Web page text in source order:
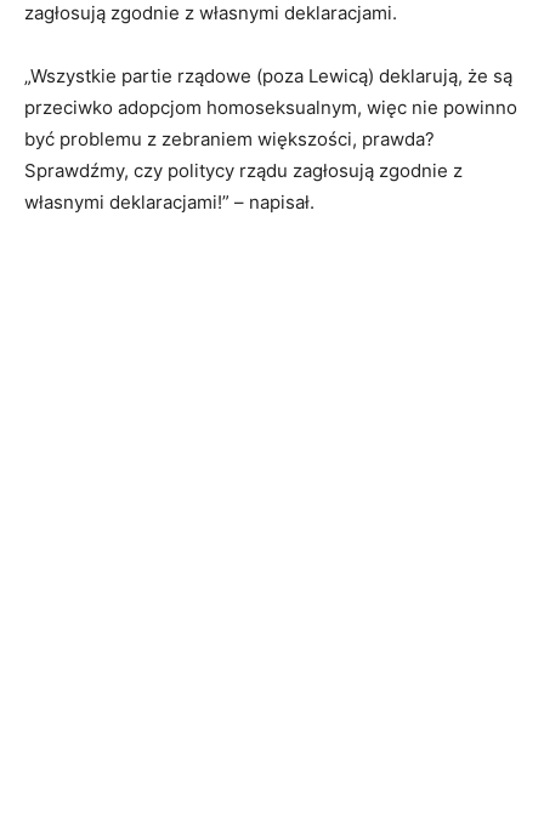
zagłosują zgodnie z własnymi deklaracjami.
„Wszystkie partie rządowe (poza Lewicą) deklarują, że są
przeciwko adopcjom homoseksualnym, więc nie powinno
być problemu z zebraniem większości, prawda?
Sprawdźmy, czy politycy rządu zagłosują zgodnie z
własnymi deklaracjami!” – napisał.